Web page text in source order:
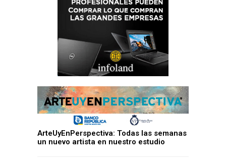
ArteUyEnPerspectiva: Todas las semanas
un nuevo artista en nuestro estudio